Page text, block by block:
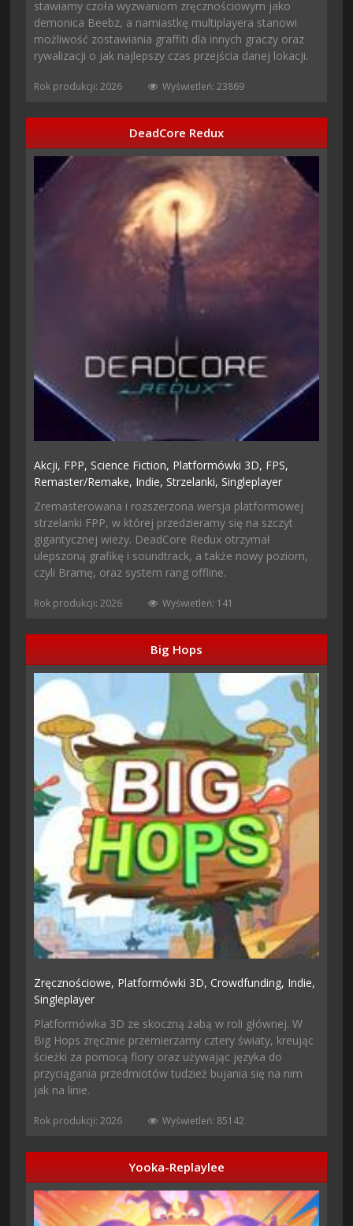
stawiamy czoła wyzwaniom zręcznościowym jako
demonica Beebz, a namiastkę multiplayera stanowi
możliwość zostawiania graffiti dla innych graczy oraz
rywalizacji o jak najlepszy czas przejścia danej lokacji.
Rok produkcji: 2026 Wyświetleń: 23869
DeadCore Redux
Akcji, FPP,Science Fiction, Platformówki 3D, FPS,
Remaster/remake, Indie,Strzelanki,Singleplayer
Zremasterowana i rozszerzona wersja platformowej
strzelanki FPP, w której przedzieramy się na szczyt
gigantycznej wieży. DeadCore Redux otrzymał
ulepszoną grafikę i soundtrack, a także nowy poziom,
czyli Bramę, oraz system rang offline.
Rok produkcji: 2026 Wyświetleń: 141
Big Hops
Zręcznościowe, Platformówki 3D,Crowdfunding, Indie,
Singleplayer
Platformówka 3D ze skoczną żabą w roli głównej. W
Big Hops zręcznie przemierzamy cztery światy, kreując
ścieżki za pomocą flory oraz używając języka do
przyciągania przedmiotów tudzież bujania się na nim
jak na linie.
Rok produkcji: 2026 Wyświetleń: 85142
Yooka-Replaylee